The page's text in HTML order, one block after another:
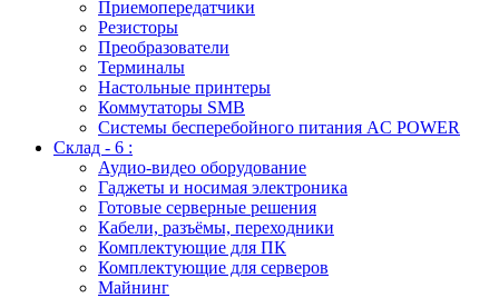
Приемопередатчики
Резисторы
Преобразователи
Терминалы
Настольные принтеры
Коммутаторы SMB
Системы бесперебойного питания AC POWER
Склад - 6 :
Аудио-видео оборудование
Гаджеты и носимая электроника
Готовые серверные решения
Кабели, разъёмы, переходники
Комплектующие для ПК
Комплектующие для серверов
Майнинг